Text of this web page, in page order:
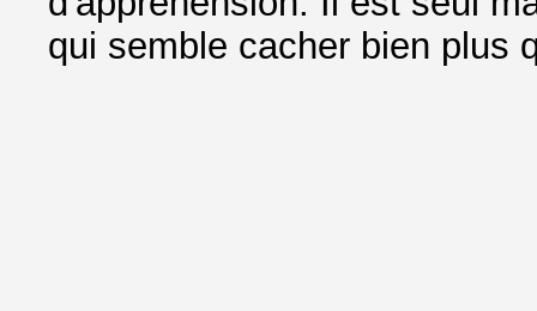
qui semble cacher bien plus